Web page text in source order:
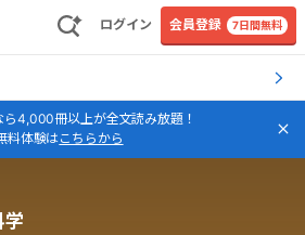
ログイン 会員登録 7日間無料
ら4,000冊以上が全文読み放題！
料体験はこちらから
学